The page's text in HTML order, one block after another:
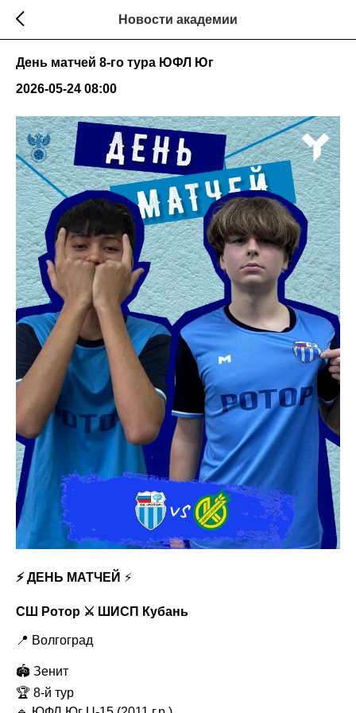
Новости академии
День матчей 8-го тура ЮФЛ Юг
2026-05-24 08:00
⚡️ ДЕНЬ МАТЧЕЙ ⚡️
СШ Ротор ⚔️ ШИСП Кубань
📍 Волгоград
🏟 Зенит
🏆 8-й тур